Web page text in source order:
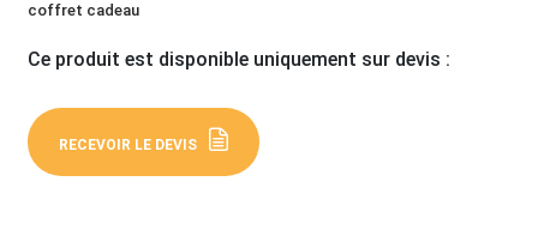
coffret cadeau
Ce produit est disponible uniquement sur devis :
RECEVOIR LE DEVIS